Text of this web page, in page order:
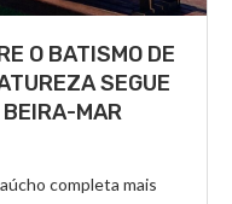
O BATISMO DE
SEGUE
BEIRA-MAR
completa mais